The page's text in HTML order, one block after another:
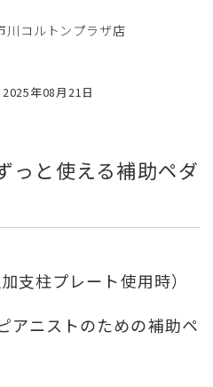
川コルトンプラザ店
年08月21日
っと使える補助ペダ
支柱プレート使用時）
アニストのための補助ペ